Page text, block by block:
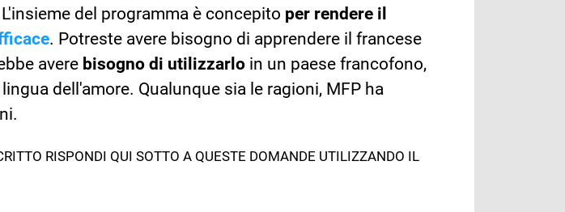
del programma è concepito per rendere il
. Potreste avere bisogno di apprendere il francese
avere bisogno di utilizzarloin un paese francofono,
dell'amore. Qualunque sia le ragioni, MFP ha
RISPONDI QUI SOTTO A QUESTE DOMANDE UTILIZZANDO IL